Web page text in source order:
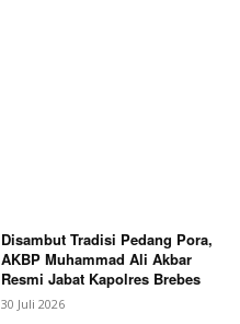
Disambut Tradisi Pedang Pora,
AKBP Muhammad Ali Akbar
Resmi Jabat Kapolres Brebes
30 Juli 2026